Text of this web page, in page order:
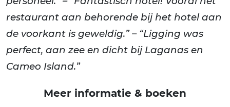
restaurant aan behorende bij het hotel aan
de voorkant is geweldig.” – “Ligging was
perfect, aan zee en dicht bij Laganas en
Cameo Island.”
Meer informatie & boeken